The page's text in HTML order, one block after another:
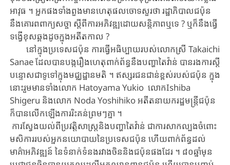
អាវុធ ។ អ្នក​ផង​ទាំង​ពួង​មានហេតុផល​​ចោទ​សួរ​ថា រដ្ឋាភិបាល​ជប៉ុន​
នឹង​គោរព​ពាក្យ​សច្ចា ស្តីពី​កា​រអភិវឌ្ឍ​ដោយ​សន្តិភាព​ឬទេ ? ឬក៏នឹង​ធ្វើ​
ទង្វើ​ខុស​ឆ្គង​ដូច​ក្នុងអតីតកាល​ ?
នៅក្នុង​​ប្រទេសជប៉ុន​ ការធ្វើអធិប្បាយរបស់លោកស្រី Takaichi
Sanae ដែល​បាន​បង្ករឿង​ហេតុពាក់ព័ន្ធនឹង​បញ្ហា​តៃវ៉ាន់ បាន​រង​ការ​ស្តី
បន្ទោស​ជា​ទូទៅក្នុង​មជ្ឈដ្ឋានមតិ​ ។ ឥស្សរជន​ជាន់ខ្ពស់របស់ជប៉ុន​ ក្នុ​ង
នោះ​រួម​មាន​ទាំង​លោក Hatoyama Yukio ​​លោកIshiba
Shigeru និង​លោក Noda Yoshihiko អតីត​នាយក​រដ្ឋមន្ត្រីជប៉ុន
ក៏បាន​លើក​ឡើង​ការ​រិះគន់​ព្រម​ៗគ្នា ។
ការស្វែងយល់ពីប្រវត្តិសាស្រ្ត​និង​បញ្ហា​តៃវ៉ាន់ ជា​ការ​សាកល្បង​ចំពោះ
មសិការរបស់​អ្នកនយោបាយនៃប្រទេស​​ជប៉ុន​ ហើយ​ពាក់ព័ន្ធ​ដល់​
មាគអភិវឌ្ឍន៍ ​នៃ​ទំនាក់ទំនង​រវាង​ចិននិង​ជប៉ុន​ផងដែរ។ ៨០ឆ្នាំ​មុន​